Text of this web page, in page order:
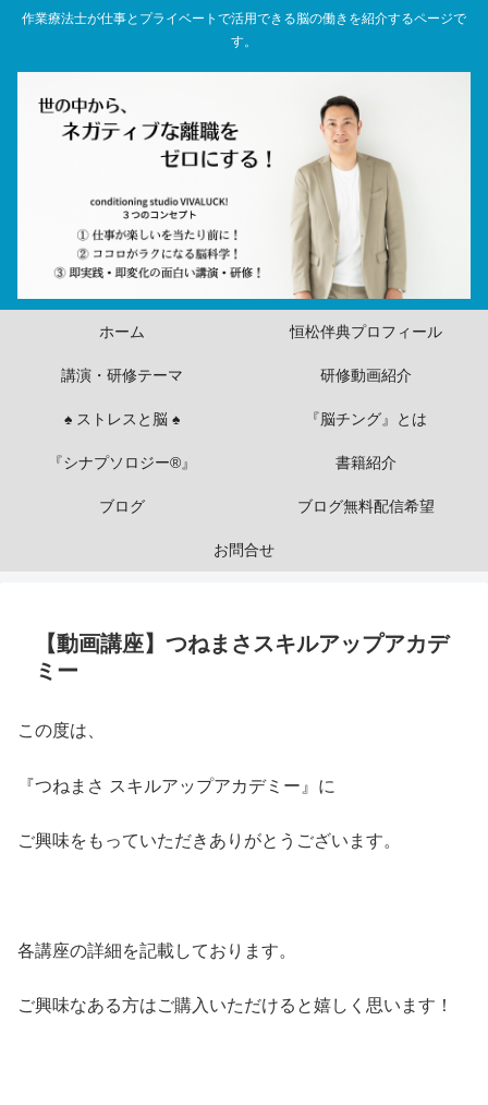
作業療法士が仕事とプライベートで活用できる脳の働きを紹介するページで
す。
ホーム 恒松伴典プロフィール
講演・研修テーマ 研修動画紹介
♠ ストレスと脳 ♠ 『脳チング』とは
『シナプソロジー®』 書籍紹介
ブログ ブログ無料配信希望
お問合せ
【動画講座】つねまさスキルアップアカデ
ミー
この度は、
『つねまさ スキルアップアカデミー』に
ご興味をもっていただきありがとうございます。
各講座の詳細を記載しております。
ご興味なある方はご購入いただけると嬉しく思います！